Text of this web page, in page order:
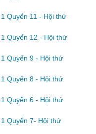
Quyển 11 - Hội thứ
Quyển 12 - Hội thứ
Quyển 9 - Hội thứ
Quyển 8 - Hội thứ
Quyển 6 - Hội thứ
Quyển 7- Hội thứ